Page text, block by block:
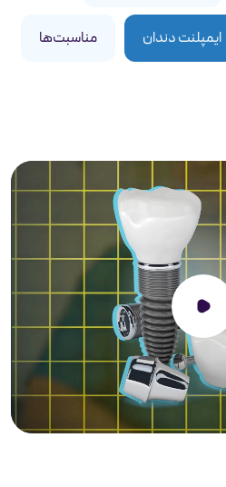
ایمپلنت دندان مناسبت‌ها